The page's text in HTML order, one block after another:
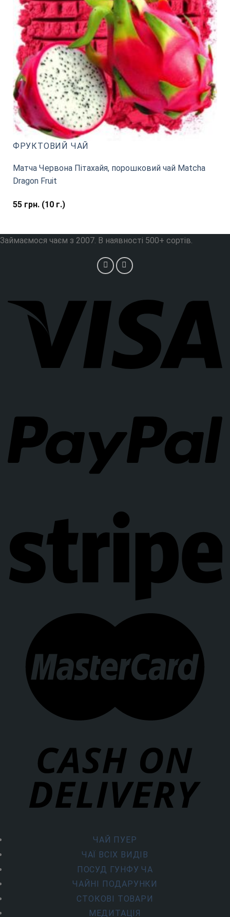
ФРУКТОВИЙ ЧАЙ
Матча Червона Пітахайя, порошковий чай Matcha
Dragon Fruit
55грн.(10 г.)
Займаємося чаєм з 2007. В наявності 500+ сортів.
ЧАЙ ПУЕР
ЧАЇ ВСІХ ВИДІВ
ПОСУД ГУНФУ ЧА
ЧАЙНІ ПОДАРУНКИ
СТОКОВІ ТОВАРИ
МЕДИТАЦІЯ